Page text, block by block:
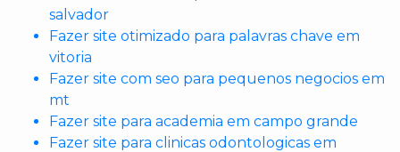
salvador
Fazer site otimizado para palavras chave em
vitoria
Fazer site com seo para pequenos negocios em
mt
Fazer site para academia em campo grande
Fazer site para clinicas odontologicas em